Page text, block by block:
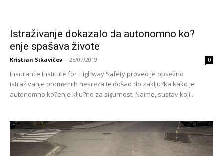
Istraživanje dokazalo da autonomno ko?
enje spašava živote
Kristian Sikavičev - 25/07/2019 0
Insurance Institute for Highway Safety proveo je opsežno
istraživanje prometnih nesre?a te došao do zaklju?ka kako je
autonomno ko?enje klju?no za sigurnost. Naime, sustav koji...